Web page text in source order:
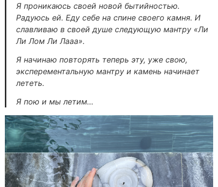
Я проникаюсь своей новой бытийностью.
Радуюсь ей. Еду себе на спине своего камня. И
славливаю в своей душе следующую мантру «Ли
Ли Лом Ли Лааа».
Я начинаю повторять теперь эту, уже свою,
эксперементальную мантру и камень начинает
лететь.
Я пою и мы летим…